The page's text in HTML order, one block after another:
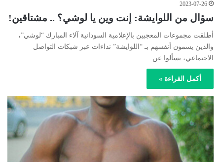
2023-07-26
سؤال من اللوايشة: إنت وين يا لوشي؟ .. مشتاقين!
أطلقت مجموعات المعجبين بالإعلامية السودانية آلاء المبارك “لوشي”،
والذين يسمون أنفسهم بـ “اللوايشة” نداءات عبر شبكات التواصل
الاجتماعي، يسألوا عن…
أكمل القراءة »